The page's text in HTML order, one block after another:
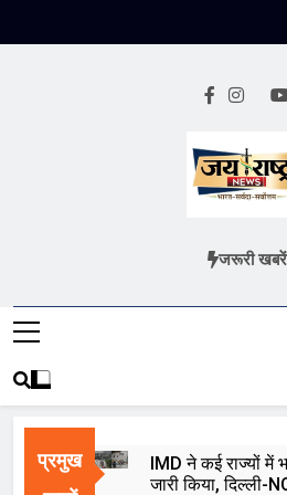
Jai
हिंदी समाचार
जरूरी खबरें
प्रमुख
IMD ने कई राज्यों में
जारी किया, दिल्ली-